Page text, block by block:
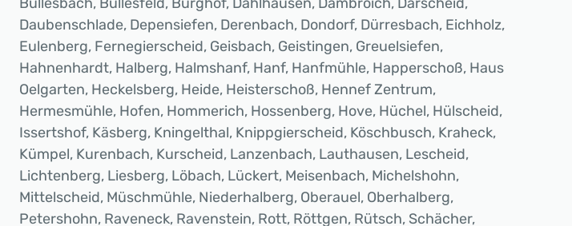
Daubenschlade, Depensiefen, Derenbach, Dondorf, Dürresbach, Eichholz,
Eulenberg, Fernegierscheid, Geisbach, Geistingen, Greuelsiefen,
Hahnenhardt, Halberg, Halmshanf, Hanf, Hanfmühle, Happerschoß, Haus
Oelgarten, Heckelsberg, Heide, Heisterschoß, Hennef Zentrum,
Hermesmühle, Hofen, Hommerich, Hossenberg, Hove, Hüchel, Hülscheid,
Issertshof, Käsberg, Kningelthal, Knippgierscheid, Köschbusch, Kraheck,
Kümpel, Kurenbach, Kurscheid, Lanzenbach, Lauthausen, Lescheid,
Lichtenberg, Liesberg, Löbach, Lückert, Meisenbach, Michelshohn,
Mittelscheid, Müschmühle, Niederhalberg, Oberauel, Oberhalberg,
Petershohn, Raveneck, Ravenstein, Rott, Röttgen, Rütsch, Schächer,